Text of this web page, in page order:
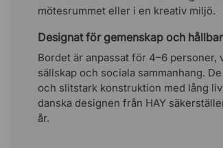
mötesrummet eller i en kreativ miljö.
Designat för gemenskap och
Bordet är anpassat för 4–6
sällskap och sociala sammanhang.
och slitstark konstruktion med lång
danska designen från HAY
år.